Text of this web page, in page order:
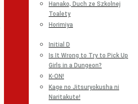
Hanako, Duch ze Szkolnej
Toalety
Horimiya
Initial D
Is It Wrong to Try to Pick Up
Girls in a Dungeon?
K-ON!
Kage no Jitsuryokusha ni
Naritakute!